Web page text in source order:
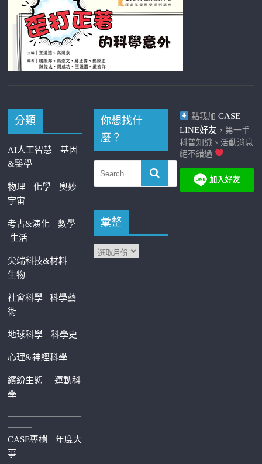
分類
AI人工智慧
基因
&醫學
物理 化學
奧妙
宇宙
考古&演化
數學
生活
尖端科技&材料
生物
社會科學科學藝
術
地球科學 科學史
心理&神經科學
繽紛生態運動科
學
—————————
———
CASE專欄
年度大
事
你想找什
麼？
彙整
點我加 CASE
LINE好友 ，第一手
科普知識、活動消息
絕不錯過